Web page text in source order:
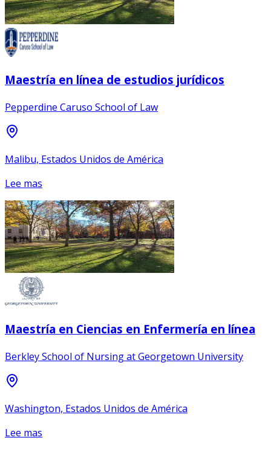
Maestría en línea de estudios jurídicos
Pepperdine Caruso School of Law
Malibu, Estados Unidos de América
Lee mas
Maestría en Ciencias en Enfermería en línea
Berkley School of Nursing at Georgetown University
Washington, Estados Unidos de América
Lee mas